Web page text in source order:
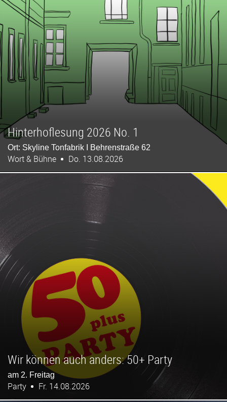
Hinterhoflesung 2026 No. 1
Ort: Skyline Tonfabrik I Behrenstraße 62
Wort & Bühne Do. 13.08.2026
Wir können auch anders: 50+ Party
am 2. Freitag
Party Fr. 14.08.2026